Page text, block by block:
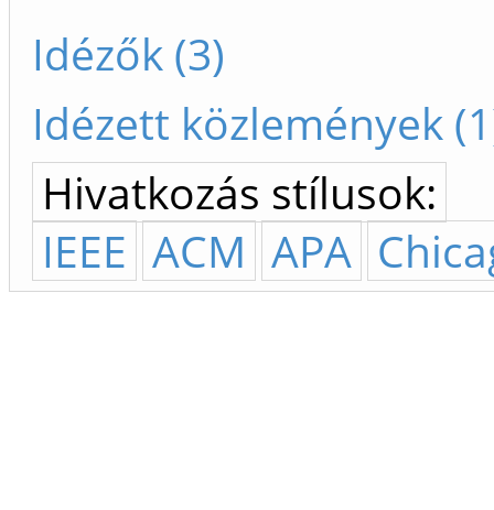
Idézők (3)
Idézett közlemények
Hivatkozás stílusok:
IEEE ACM APA